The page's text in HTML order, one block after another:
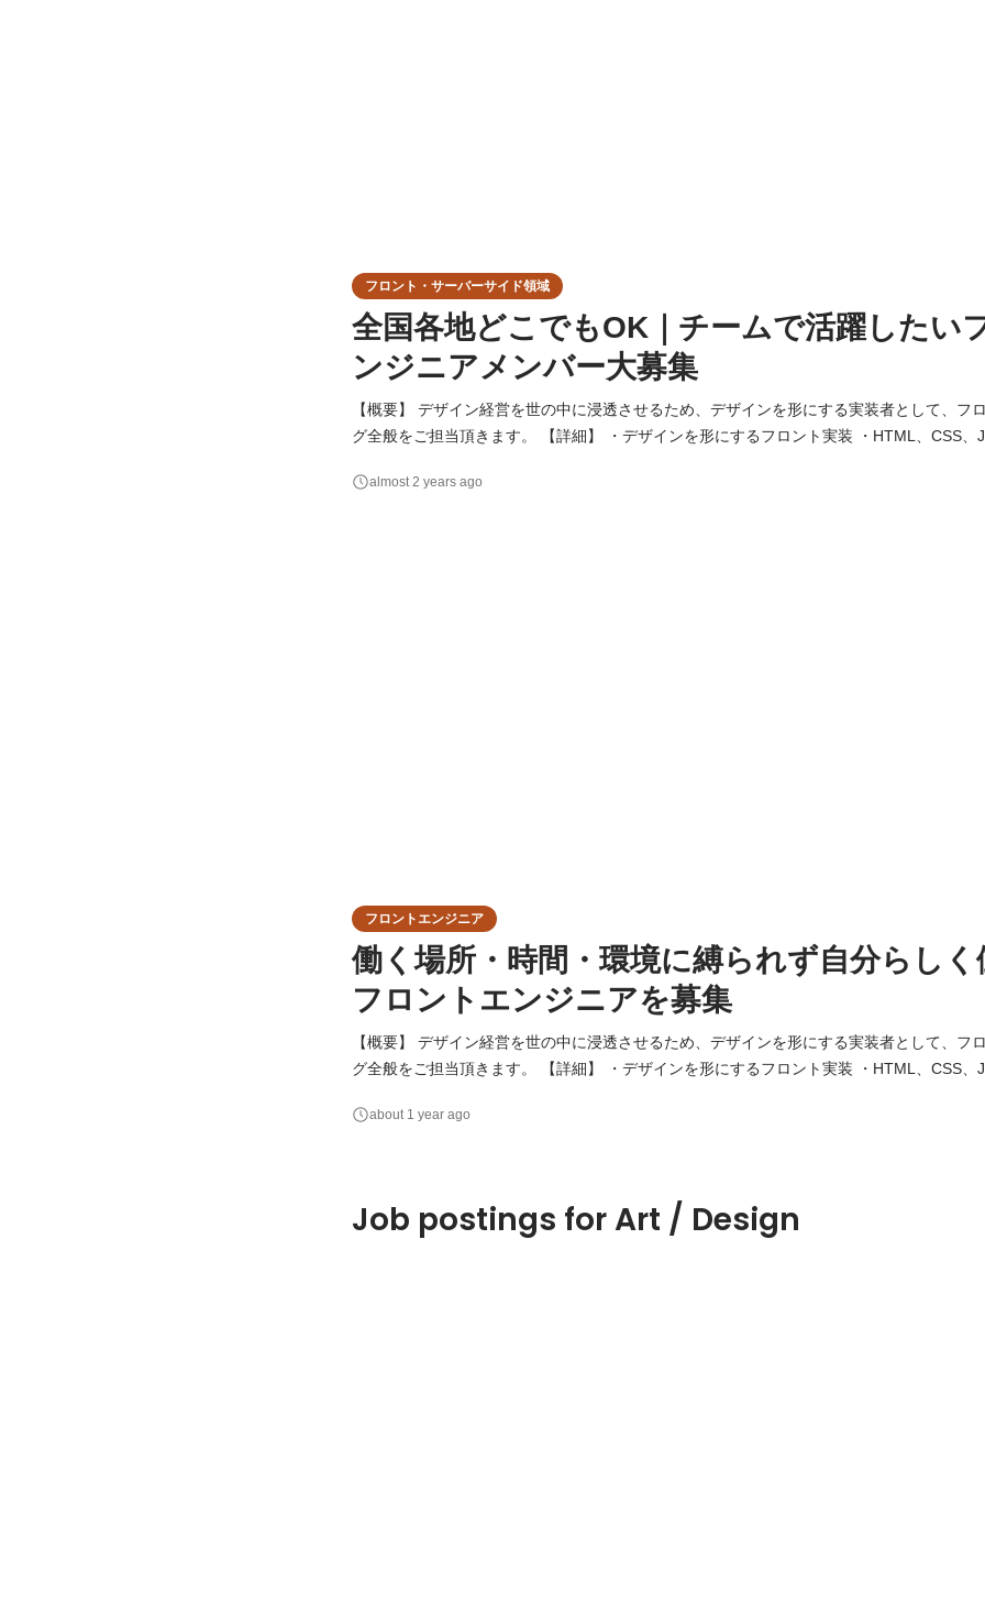
フロント・サーバーサイド領域
全国各地どこでもOK｜チームで活躍したい
ンジニアメンバー大募集
【概要】 デザイン経営を世の中に浸透させるため、デザインを形にする実装者として、フ
グ全般をご担当頂きます。 【詳細】 ・デザインを形にするフロント実装 ・HTML、CSS、JavaScript、
almost 2 years ago
フロントエンジニア
働く場所・時間・環境に縛られず自分らし
フロントエンジニアを募集
【概要】 デザイン経営を世の中に浸透させるため、デザインを形にする実装者として、フ
グ全般をご担当頂きます。 【詳細】 ・デザインを形にするフロント実装 ・HTML、CSS、JavaScript、
・他職種との連携、プロジェクトを推進するための施策立案や実行 ・メンバーの育成、組
about 1 year ago
Job postings for Art / Design